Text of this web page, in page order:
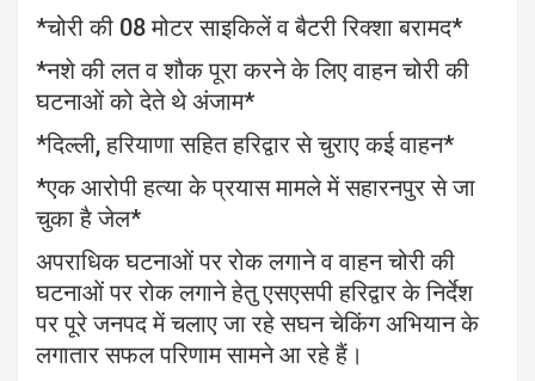
*चोरी की 08 मोटर साइकिलें व बैटरी रिक्शा बरामद*
*नशे की लत व शौक पूरा करने के लिए वाहन चोरी की
घटनाओं को देते थे अंजाम*
*दिल्ली, हरियाणा सहित हरिद्वार से चुराए कई वाहन*
*एक आरोपी हत्या के प्रयास मामले में सहारनपुर से जा
चुका है जेल*
अपराधिक घटनाओं पर रोक लगाने व वाहन चोरी की
घटनाओं पर रोक लगाने हेतु एसएसपी हरिद्वार के निर्देश
पर पूरे जनपद में चलाए जा रहे सघन चेकिंग अभियान के
लगातार सफल परिणाम सामने आ रहे हैं।